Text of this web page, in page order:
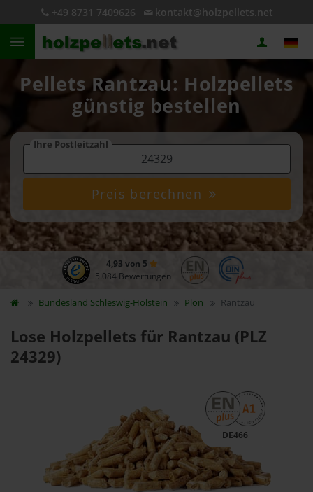
+49 8731 7409626 kontakt@holzpellets.net
Pellets Rantzau: Holzpellets
günstig bestellen
Ihre Postleitzahl
Preis berechnen
4,93 von 5
5.084 Bewertungen
Bundesland Schleswig-Holstein Plön Rantzau
Lose Holzpellets für Rantzau (PLZ
24329)
DE466